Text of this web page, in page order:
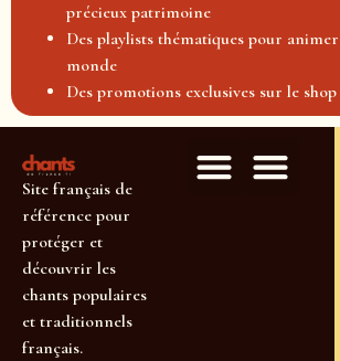
précieux patrimoine
Des playlists thématiques pour
monde
Des promotions exclusives sur le shop
Site français de
référence pour
protéger et
découvrir les
chants populaires
et traditionnels
français.